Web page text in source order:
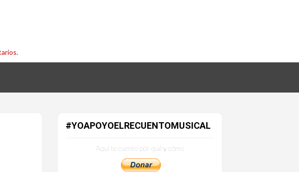
#YOAPOYOELRECUENTOMUSICAL
Aquí te cuento por qué y cómo